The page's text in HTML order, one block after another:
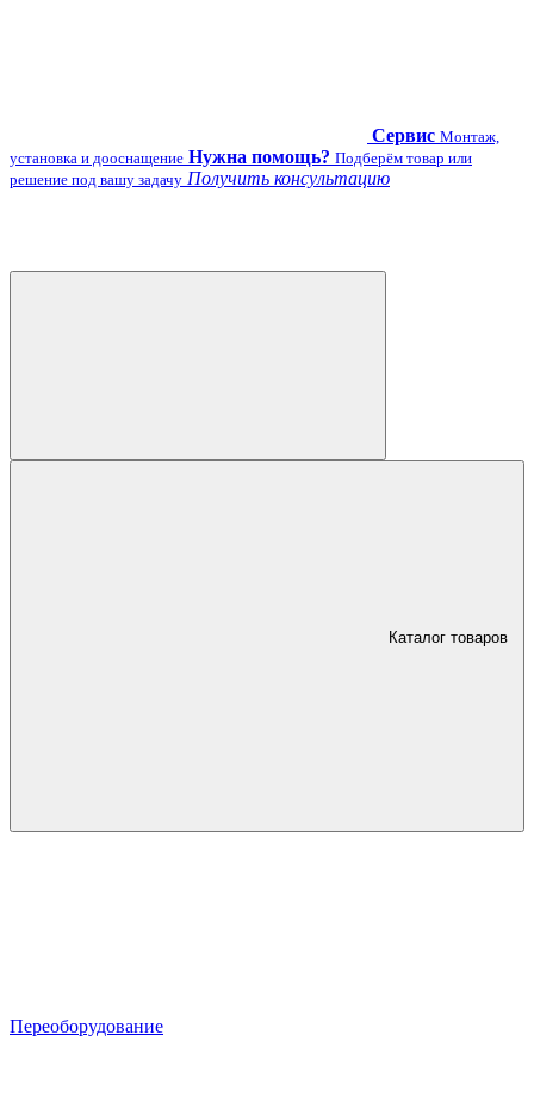
Сервис Монтаж,
установка и дооснащение Нужна помощь? Подберём товар или
решение под вашу задачу Получить консультацию
Каталог товаров
Переоборудование